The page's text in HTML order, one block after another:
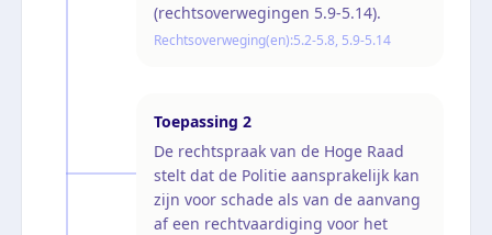
(rechtsoverwegingen 5.9-5.14).
Rechtsoverweging(en):5.2-5.8, 5.9-5.14
Toepassing 2
De rechtspraak van de Hoge Raad
stelt dat de Politie aansprakelijk kan
zijn voor schade als van de aanvang
af een rechtvaardiging voor het